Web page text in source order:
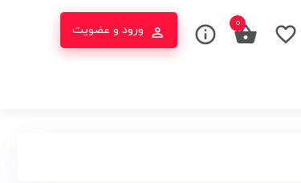
ورود و عضویت ۰